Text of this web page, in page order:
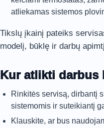
atliekamas sistemos
Tikslų įkainį pateiks
modelį, būklę ir darbų
Kur atlikti darbus
Rinkitės servisą, dirbantį
sistemomis ir suteikiantį
Klauskite, ar bus